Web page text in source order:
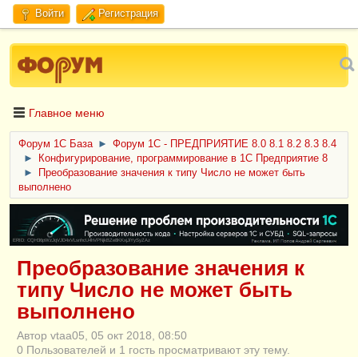
Войти Регистрация
Главное меню
Форум 1C База ►
Форум 1С - ПРЕДПРИЯТИЕ 8.0 8.1 8.2 8.3 8.4
►
Конфигурирование, программирование в 1С Предприятие 8
►
Преобразование значения к типу Число не может быть
выполнено
ERID: CQH36pWzJqVJD4xVLsnhcU4hVPNjkBZe8KKxjJiYySyZAz
Преобразование значения к
типу Число не может быть
выполнено
Автор vtaa05, 05 окт 2018, 08:50
0 Пользователей и 1 гость просматривают эту тему.